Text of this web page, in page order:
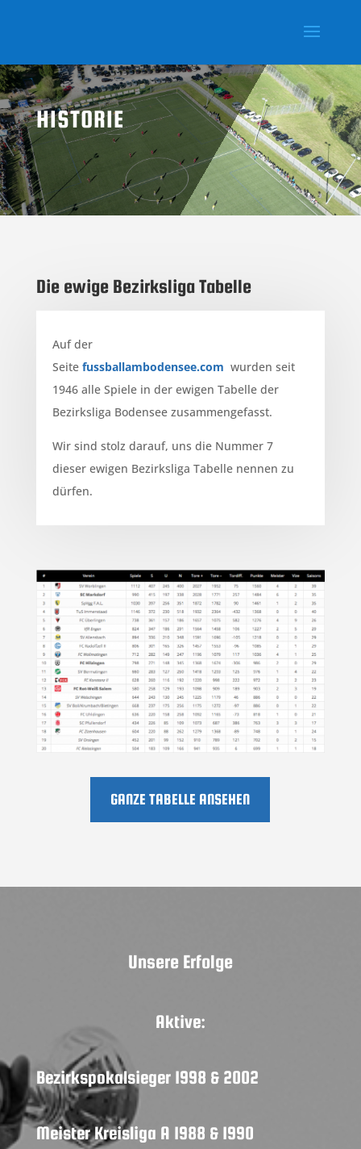
HISTORIE
Die ewige Bezirksliga Tabelle
Auf der
Seite fussballambodensee.com wurden seit
1946 alle Spiele in der ewigen Tabelle der
Bezirksliga Bodensee zusammengefasst.
Wir sind stolz darauf, uns die Nummer 7
dieser ewigen Bezirksliga Tabelle nennen zu
dürfen.
GANZE TABELLE ANSEHEN
Unsere Erfolge
Aktive:
Bezirkspokalsieger 1998 & 2002
Meister Kreisliga A 1988 & 1990